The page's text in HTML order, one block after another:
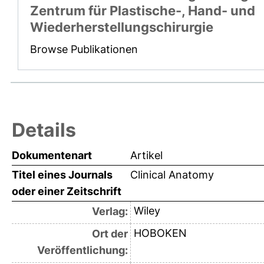
Zentrum für Plastische-, Hand- und
Wiederherstellungschirurgie
Browse Publikationen
Details
Dokumentenart
Artikel
Titel eines Journals
oder einer Zeitschrift
Clinical Anatomy
Verlag: Wiley
Ort der
Veröffentlichung:
HOBOKEN